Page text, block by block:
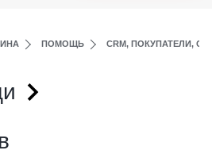
ПОМОЩЬ CRM, ПОКУПАТЕЛИ,